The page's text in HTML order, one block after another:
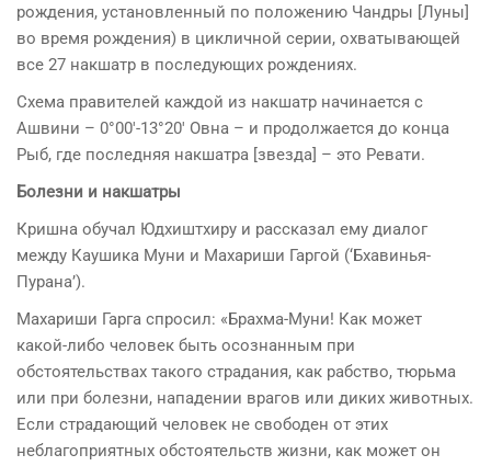
рождения, установленный по положению Чандры [Луны]
во время рождения) в цикличной серии, охватывающей
все 27 накшатр в последующих рождениях.
Схема правителей каждой из накшатр начинается с
Ашвини – 0°00′-13°20′ Овна – и продолжается до конца
Рыб, где последняя накшатра [звезда] – это Ревати.
Болезни и накшатры
Кришна обучал Юдхиштхиру и рассказал ему диалог
между Каушика Муни и Махариши Гаргой (‘Бхавинья-
Пурана’).
Махариши Гарга спросил: «Брахма-Муни! Как может
какой-либо человек быть осознанным при
обстоятельствах такого страдания, как рабство, тюрьма
или при болезни, нападении врагов или диких животных.
Если страдающий человек не свободен от этих
неблагоприятных обстоятельств жизни, как может он